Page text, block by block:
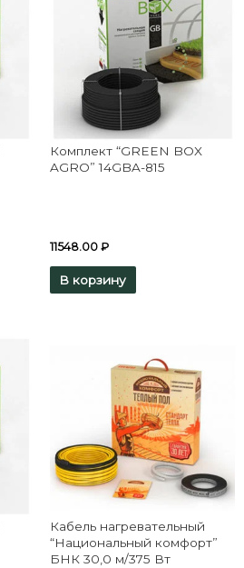
Комплект “GREEN BOX
AGRO” 14GBA-815
11548.00 ₽
В корзину
Кабель нагревательный
“Национальный комфорт”
БНК 30,0 м/375 Вт